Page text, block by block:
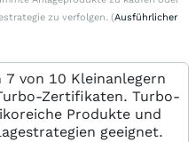
zu verfolgen. (Ausführlicher
von 10 Kleinanlegern
Zertifikaten. Turbo-
Produkte und
geeignet.